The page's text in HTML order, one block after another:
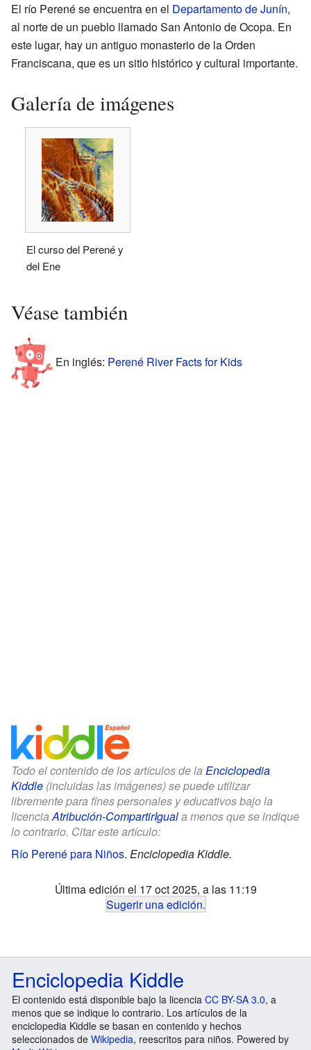
El río Perené se encuentra en el Departamento de Junín,
al norte de un pueblo llamado San Antonio de Ocopa. En
este lugar, hay un antiguo monasterio de la Orden
Franciscana, que es un sitio histórico y cultural importante.
Galería de imágenes
El curso del Perené y
del Ene
Véase también
En inglés: Perené River Facts for Kids
Todo el contenido de los artículos de la Enciclopedia
Kiddle (incluidas las imágenes) se puede utilizar
libremente para fines personales y educativos bajo la
licenciaAtribución-CompartirIguala menos que se indique
lo contrario. Citar este artículo:
Río Perené para Niños. Enciclopedia Kiddle.
Última edición el 17 oct 2025, a las 11:19
Sugerir una edición.
Enciclopedia Kiddle
El contenido está disponible bajo la licencia CC BY-SA 3.0, a
menos que se indique lo contrario. Los artículos de la
enciclopedia Kiddle se basan en contenido y hechos
seleccionados de Wikipedia, reescritos para niños. Powered by